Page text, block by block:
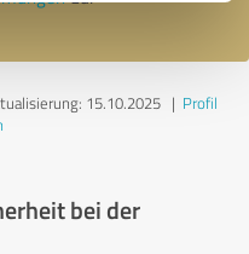
15.10.2025| Profil
bei der